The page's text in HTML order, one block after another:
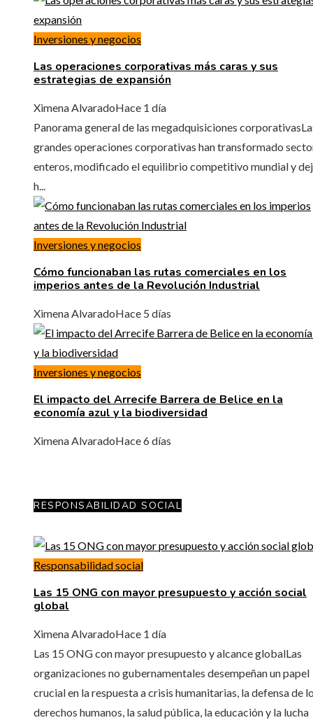
Inversiones y negocios
Las operaciones corporativas más caras y sus
estrategias de expansión
Ximena AlvaradoHace 1 día
Panorama general de las megadquisiciones
grandes operaciones corporativas han transformado
enteros, modificado el equilibrio competitivo mundial y
h...
Inversiones y negocios
Cómo funcionaban las rutas comerciales en los
imperios antes de la Revolución Industrial
Ximena AlvaradoHace 5 días
Inversiones y negocios
El impacto del Arrecife Barrera de Belice en la
economía azul y la biodiversidad
Ximena AlvaradoHace 6 días
RESPONSABILIDAD SOCIAL
Responsabilidad social
Las 15 ONG con mayor presupuesto y acción social
global
Ximena AlvaradoHace 1 día
Las 15 ONG con mayor presupuesto y alcance globalLas
organizaciones no gubernamentales desempeñan un papel
crucial en la respuesta a crisis humanitarias, la defensa de
derechos humanos, la salud pública, la educación y la lucha